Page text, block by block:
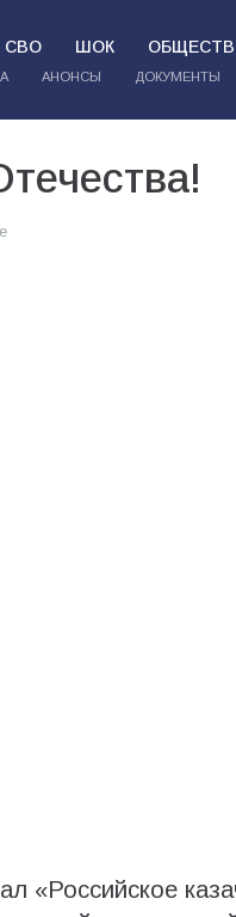
СВО ШОК
АНОНСЫ ДОКУМЕНТЫ
«Российское